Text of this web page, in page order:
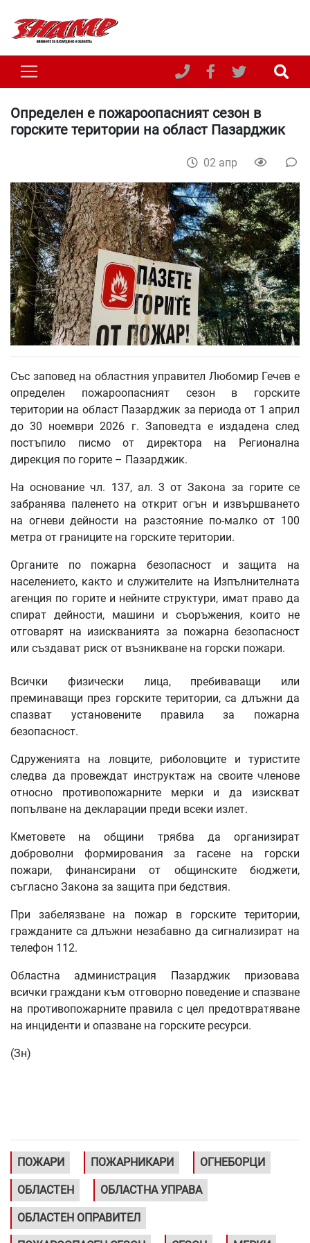
Определен е пожароопасният сезон в
горските територии на област Пазарджик
02 апр
Със заповед на областния управител Любомир Гечев е
определен пожароопасният сезон в горските
територии на област Пазарджик за периода от 1 април
до 30 ноември 2026 г. Заповедта е издадена след
постъпило писмо от директора на Регионална
дирекция по горите – Пазарджик.
На основание чл. 137, ал. 3 от Закона за горите се
забранява паленето на открит огън и извършването
на огневи дейности на разстояние по-малко от 100
метра от границите на горските територии.
Органите по пожарна безопасност и защита на
населението, както и служителите на Изпълнителната
агенция по горите и нейните структури, имат право да
спират дейности, машини и съоръжения, които не
отговарят на изискванията за пожарна безопасност
или създават риск от възникване на горски пожари.
Всички физически лица, пребиваващи или
преминаващи през горските територии, са длъжни да
спазват установените правила за пожарна
безопасност.
Сдруженията на ловците, риболовците и туристите
следва да провеждат инструктаж на своите членове
относно противопожарните мерки и да изискват
попълване на декларации преди всеки излет.
Кметовете на общини трябва да организират
доброволни формирования за гасене на горски
пожари, финансирани от общинските бюджети,
съгласно Закона за защита при бедствия.
При забелязване на пожар в горските територии,
гражданите са длъжни незабавно да сигнализират на
телефон 112.
Областна администрация Пазарджик призовава
всички граждани към отговорно поведение и спазване
на противопожарните правила с цел предотвратяване
на инциденти и опазване на горските ресурси.
(Зн)
ПОЖАРИ ПОЖАРНИКАРИ ОГНЕБОРЦИ
ОБЛАСТЕН ОБЛАСТНА УПРАВА
ОБЛАСТЕН ОПРАВИТЕЛ